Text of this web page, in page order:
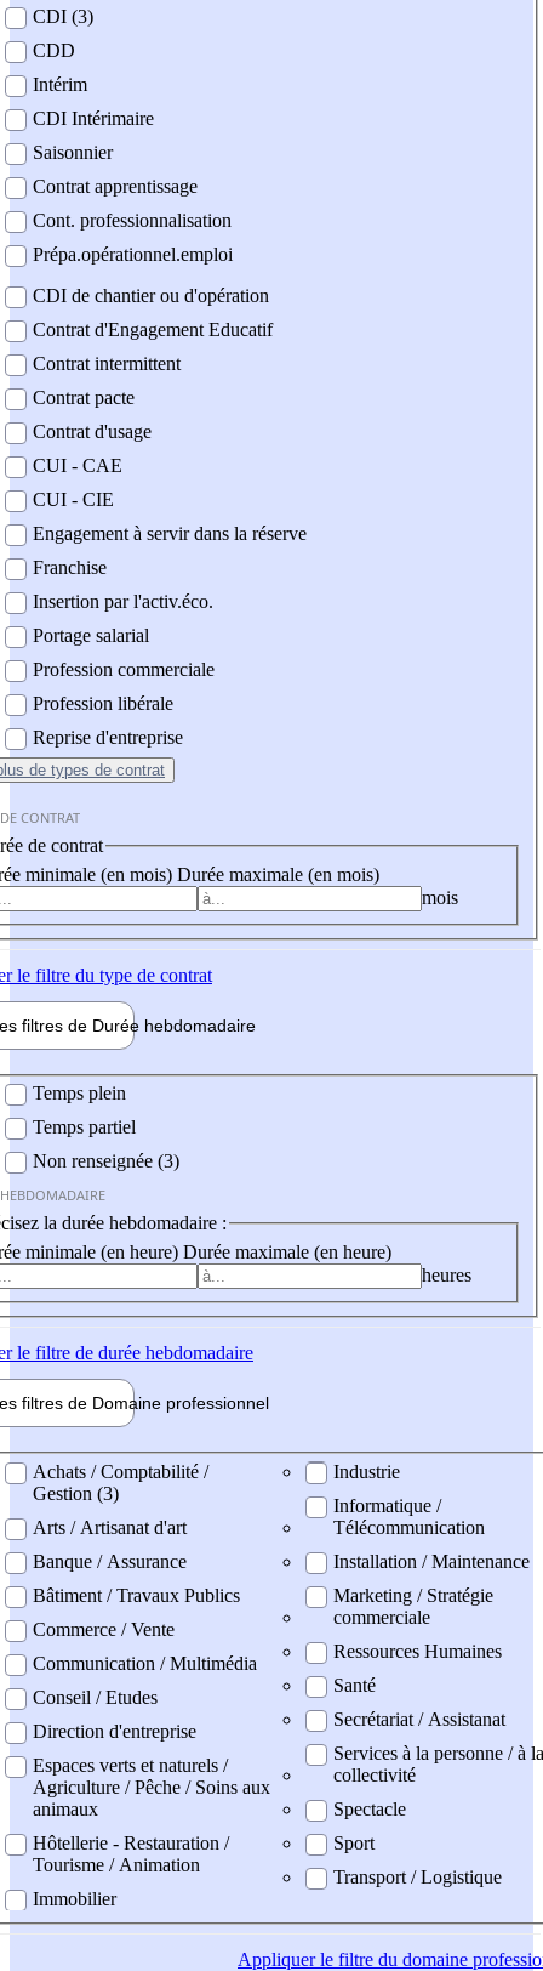
contrat
CDI (3)
CDD
Intérim
CDI Intérimaire
Saisonnier
Contrat apprentissage
Cont. professionnalisation
Prépa.opérationnel.emploi
CDI de chantier ou d'opération
Contrat d'Engagement Educatif
Contrat intermittent
Contrat pacte
Contrat d'usage
CUI - CAE
CUI - CIE
Engagement à servir dans la réserve
Franchise
Insertion par l'activ.éco.
Portage salarial
Profession commerciale
Profession libérale
Reprise d'entreprise
de types de contrat
CONTRAT
de contrat
minimale (en mois) Durée maximale (en mois)
mois
le filtre du type de contrat
filtres de Durée hebdomadaire
Temps plein
Temps partiel
Non renseignée (3)
la durée hebdomadaire :
minimale (en heure) Durée maximale (en heure)
heures
le filtre de durée hebdomadaire
filtres de Domaine professionnel
professionel
Achats / Comptabilité /
Gestion (3)
Arts / Artisanat d'art
Banque / Assurance
Bâtiment / Travaux Publics
Commerce / Vente
Communication / Multimédia
Conseil / Etudes
Direction d'entreprise
Espaces verts et naturels /
Agriculture / Pêche / Soins aux
animaux
Hôtellerie - Restauration /
Tourisme / Animation
Immobilier
Industrie
Informatique /
Télécommunication
Installation / Maintenance
Marketing / Stratégie
commerciale
Ressources Humaines
Santé
Secrétariat / Assistanat
Services à la personne / à la
collectivité
Spectacle
Sport
Transport / Logistique
Appliquerle filtre du domaine